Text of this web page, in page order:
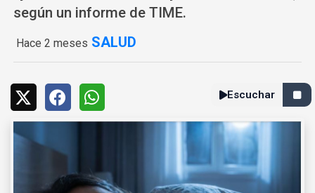
según un informe de TIME.
Hace 2 meses SALUD
Escuchar